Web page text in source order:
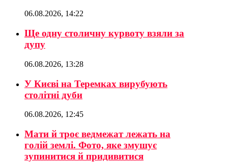
06.08.2026, 14:22
Ще одну столичну курвоту взяли за
дупу
06.08.2026, 13:28
У Києві на Теремках вирубують
столітні дуби
06.08.2026, 12:45
Мати й троє ведмежат лежать на
голій землі. Фото, яке змушує
зупинитися й придивитися